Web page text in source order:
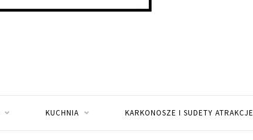
KUCHNIA KARKONOSZE I SUDETY ATRAKCJE